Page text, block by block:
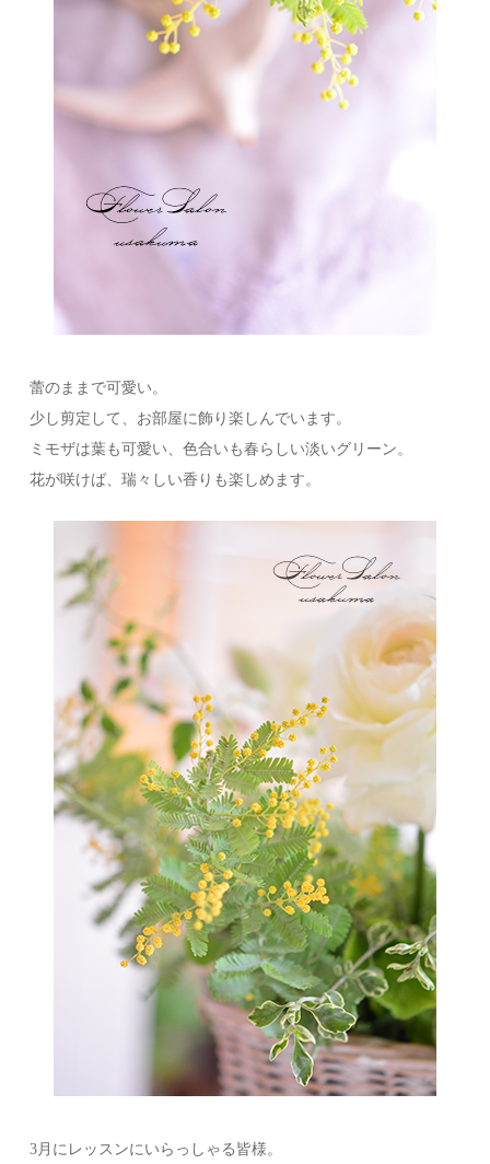
蕾のままで可愛い。
少し剪定して、お部屋に飾り楽しんでいます。
ミモザは葉も可愛い、色合いも春らしい淡いグリーン。
花が咲けば、瑞々しい香りも楽しめます。
3月にレッスンにいらっしゃる皆様。